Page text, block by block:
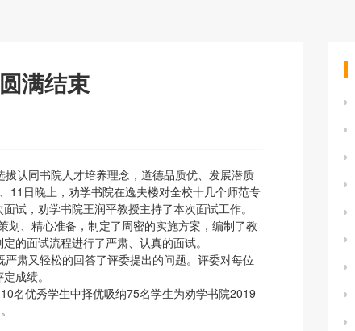
满结束
认同书院人才培养理念，道德品质优、发展潜质
11日晚上，劝学书院在逸夫楼对全校十几个师范专
试，劝学书院王润平教授主持了本次面试工作。
、精心准备，制定了周密的实施方案，编制了教
的面试流程进行了严肃、认真的面试。
肃又轻松的回答了评委提出的问题。评委对每位
成绩。
名优秀学生中择优吸纳75名学生为劝学书院2019